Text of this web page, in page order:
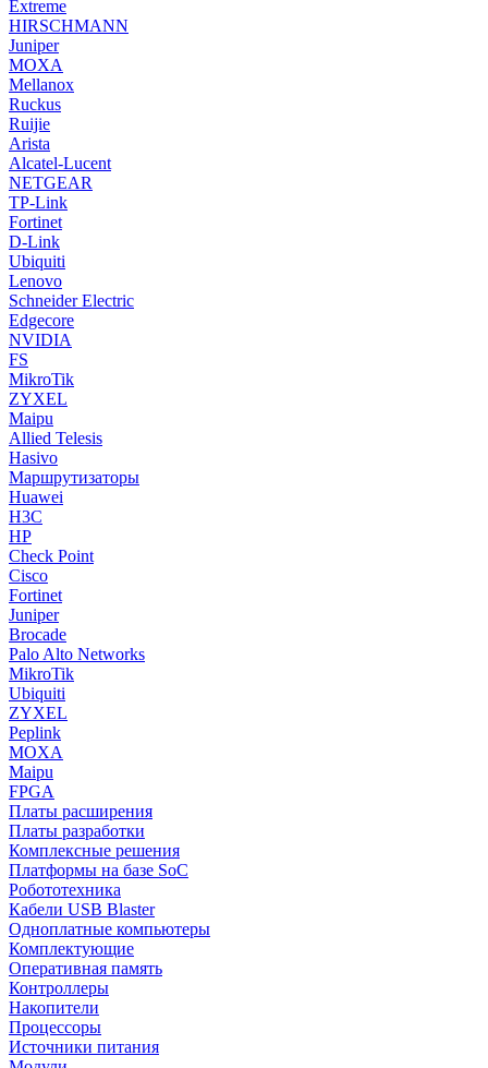
Extreme
HIRSCHMANN
Juniper
MOXA
Mellanox
Ruckus
Ruijie
Arista
Alcatel-Lucent
NETGEAR
TP-Link
Fortinet
D-Link
Ubiquiti
Lenovo
Schneider Electric
Edgecore
NVIDIA
FS
MikroTik
ZYXEL
Maipu
Allied Telesis
Hasivo
Маршрутизаторы
Huawei
H3C
HP
Check Point
Cisco
Fortinet
Juniper
Brocade
Palo Alto Networks
MikroTik
Ubiquiti
ZYXEL
Peplink
MOXA
Maipu
FPGA
Платы расширения
Платы разработки
Комплексные решения
Платформы на базе SoC
Робототехника
Кабели USB Blaster
Одноплатные компьютеры
Комплектующие
Оперативная память
Контроллеры
Накопители
Процессоры
Источники питания